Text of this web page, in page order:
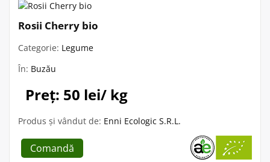
Rosii Cherry bio
Categorie: Legume
În: Buzău
Preț: 50 lei/ kg
Produs și vândut de: Enni Ecologic S.R.L.
Comandă